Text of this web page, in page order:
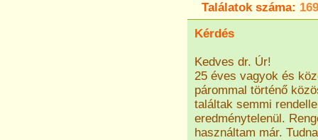
Találatok száma:
Kérdés
Kedves dr. Úr!
25 éves vagyok és
párommal történő
találtak semmi
eredménytelenül.
használtam már.